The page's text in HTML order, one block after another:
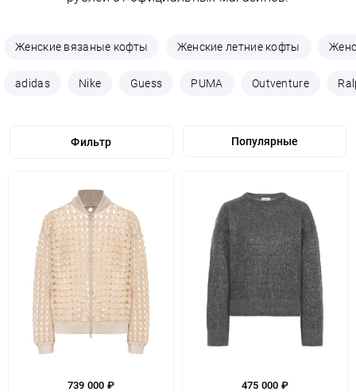
Женские вязаные кофты Женские летние кофты
adidas Nike Guess PUMA Outventure
Фильтр
739 000 ₽ 475 000 ₽